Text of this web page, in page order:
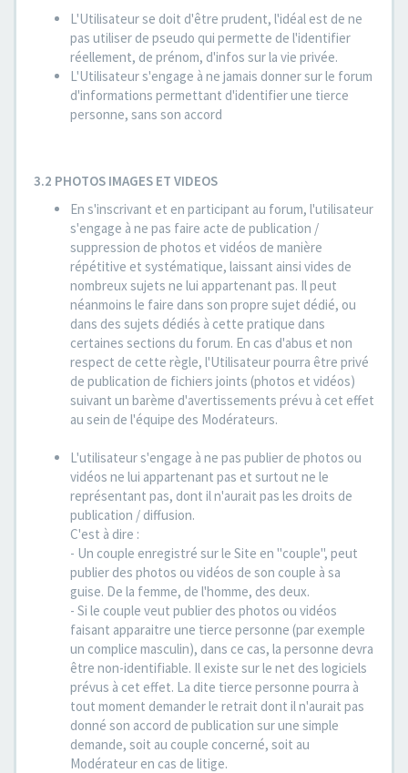
L'Utilisateur se doit d'être prudent, l'idéal est de ne
pas utiliser de pseudo qui permette de l'identifier
réellement, de prénom, d'infos sur la vie privée.
L'Utilisateur s'engage à ne jamais donner sur le forum
d'informations permettant d'identifier une tierce
personne, sans son accord
3.2 PHOTOS IMAGES ET VIDEOS
En s'inscrivant et en participant au forum, l'utilisateur
s'engage à ne pas faire acte de publication /
suppression de photos et vidéos de manière
répétitive et systématique, laissant ainsi vides de
nombreux sujets ne lui appartenant pas. Il peut
néanmoins le faire dans son propre sujet dédié, ou
dans des sujets dédiés à cette pratique dans
certaines sections du forum. En cas d'abus et non
respect de cette règle, l'Utilisateur pourra être privé
de publication de fichiers joints (photos et vidéos)
suivant un barème d'avertissements prévu à cet effet
au sein de l'équipe des Modérateurs.
L'utilisateur s'engage à ne pas publier de photos ou
vidéos ne lui appartenant pas et surtout ne le
représentant pas, dont il n'aurait pas les droits de
publication / diffusion.
C'est à dire :
- Un couple enregistré sur le Site en "couple", peut
publier des photos ou vidéos de son couple à sa
guise. De la femme, de l'homme, des deux.
- Si le couple veut publier des photos ou vidéos
faisant apparaitre une tierce personne (par exemple
un complice masculin), dans ce cas, la personne devra
être non-identifiable. Il existe sur le net des logiciels
prévus à cet effet. La dite tierce personne pourra à
tout moment demander le retrait dont il n'aurait pas
donné son accord de publication sur une simple
demande, soit au couple concerné, soit au
Modérateur en cas de litige.